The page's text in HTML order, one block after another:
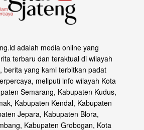
adalah media online yang
terbaru dan teraktual di wilayah
berita yang kami terbitkan padat
meliputi info wilayah Kota
Semarang, Kabupaten Kudus,
Kabupaten Kendal, Kabupaten
Jepara, Kabupaten Blora,
Kabupaten Grobogan, Kota